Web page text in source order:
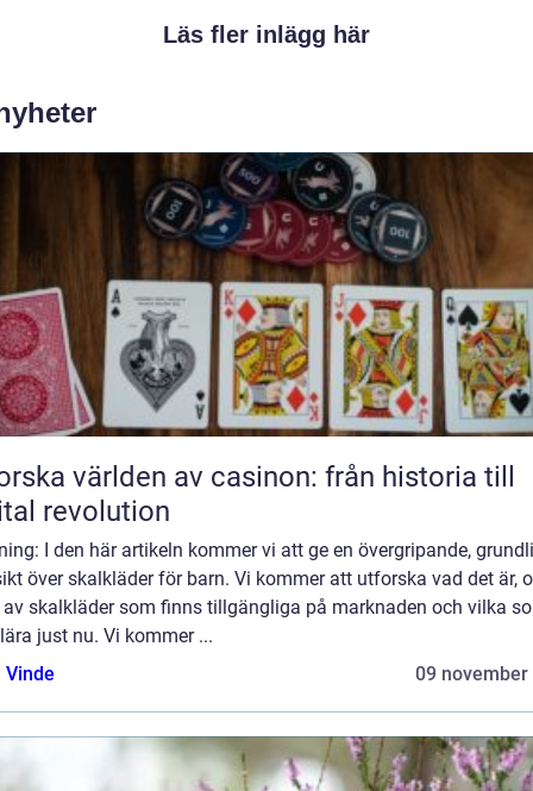
Läs fler inlägg här
världen av casinon: från historia till
revolution
I den här artikeln kommer vi att ge en övergripande,
över skalkläder för barn. Vi kommer att utforska vad det är,
av skalkläder som finns tillgängliga på marknaden och vilka
just nu. Vi kommer ...
Vinde
09 november